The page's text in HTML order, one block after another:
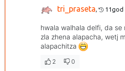
tri_praseta, 11god
hwala walhala delfi, da se
zla zhena alapacha, wetj
alapachitza
2 0